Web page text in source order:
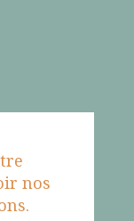
nos